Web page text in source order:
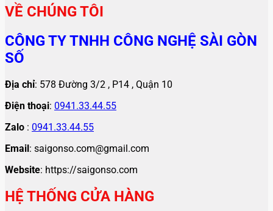
VỀ CHÚNG TÔI
CÔNG TY TNHH CÔNG NGHỆ SÀI GÒN
SỐ
Địa chỉ: 578 Đường 3/2 , P14 , Quận 10
Điện thoại: 0941.33.44.55
Zalo : 0941.33.44.55
Email: saigonso.com@gmail.com
Website: https://saigonso.com
HỆ THỐNG CỬA HÀNG